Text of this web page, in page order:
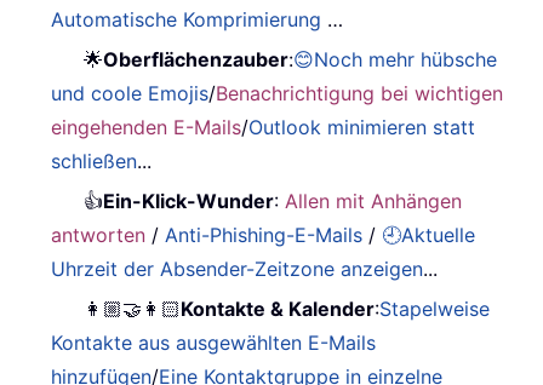
Automatische Komprimierung …
🌟Oberflächenzauber:😊Noch mehr hübsche
und coole Emojis/Benachrichtigung bei wichtigen
eingehenden E-Mails/Outlook minimieren statt
schließen...
👍Ein-Klick-Wunder:Allen mit Anhängen
antworten /Anti-Phishing-E-Mails / 🕘Aktuelle
Uhrzeit der Absender-Zeitzone anzeigen...
👩🏼‍🤝‍👩🏻Kontakte & Kalender:Stapelweise
Kontakte aus ausgewählten E-Mails
hinzufügen/Eine Kontaktgruppe in einzelne